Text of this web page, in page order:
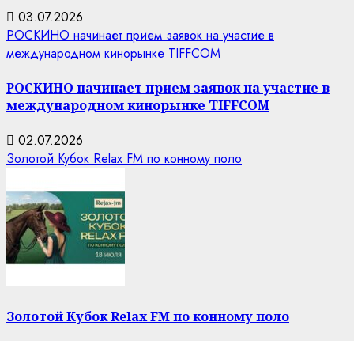
03.07.2026
РОСКИНО начинает прием заявок на участие в
международном кинорынке TIFFCOM
РОСКИНО начинает прием заявок на участие в
международном кинорынке TIFFCOM
02.07.2026
Золотой Кубок Relax FM по конному поло
Золотой Кубок Relax FM по конному поло